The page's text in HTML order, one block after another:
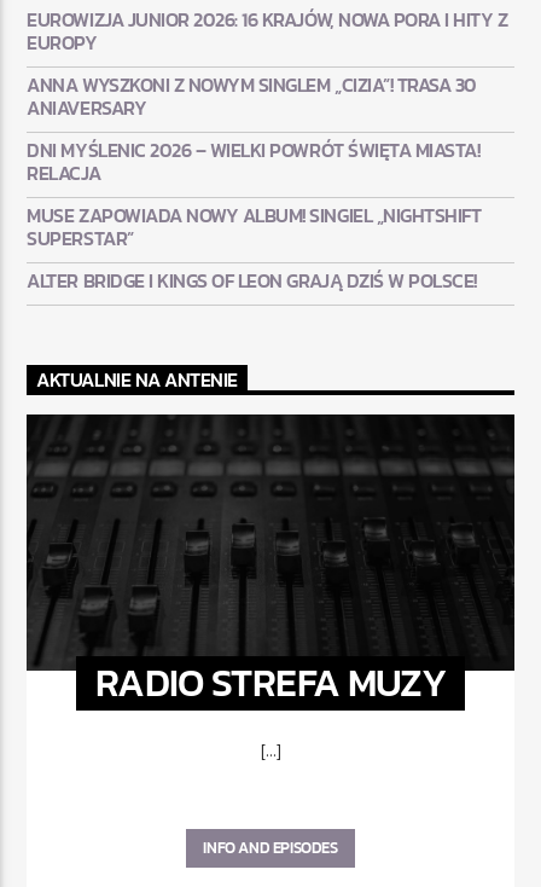
EUROWIZJA JUNIOR 2026: 16 KRAJÓW, NOWA PORA I HITY Z
EUROPY
ANNA WYSZKONI Z NOWYM SINGLEM „CIZIA”! TRASA 30
ANIAVERSARY
DNI MYŚLENIC 2026 – WIELKI POWRÓT ŚWIĘTA MIASTA!
RELACJA
MUSE ZAPOWIADA NOWY ALBUM! SINGIEL „NIGHTSHIFT
SUPERSTAR”
ALTER BRIDGE I KINGS OF LEON GRAJĄ DZIŚ W POLSCE!
AKTUALNIE NA ANTENIE
RADIO STREFA MUZY
[...]
INFO AND EPISODES